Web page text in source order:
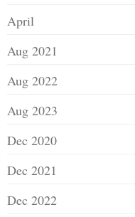
April
Aug 2021
Aug 2022
Aug 2023
Dec 2020
Dec 2021
Dec 2022